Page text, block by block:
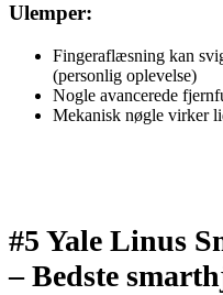
Ulemper:
Fingeraflæsning kan
(personlig oplevelse)
Nogle avancerede
Mekanisk nøgle virker
#5 Yale Linus
–Bedste